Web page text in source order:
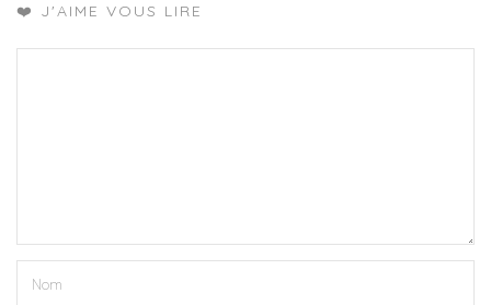
❤️ J'AIME VOUS LIRE